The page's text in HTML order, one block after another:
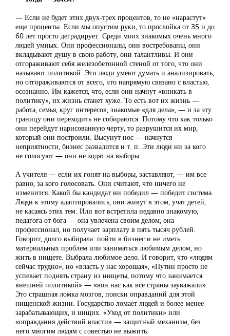
— Если не будет этих двух-трех процентов, то не «нарастут»
еще проценты. Если мы опустим руки, то прослойка от 35 и до
60 лет просто деградирует. Среди моих знакомых очень много
людей умных. Они профессионалы, они востребованы, они
вкладывают душу в свою работу, они талантливы. И они
отгораживают себя железобетонной стеной от того, что они
называют политикой. Эти люди умеют думать и анализировать,
но отгораживаются от всего, что напрямую связано с властью,
осознанно. Им кажется, что, если они начнут «вникать в
политику», их жизнь станет хуже. То есть вот их жизнь —
работа, семья, круг интересов, знакомые «для дела», — и за эту
границу они переходить не собираются. Потому что как только
они перейдут нарисованную черту, то разрушится их мир,
который они построили. Высунут нос — начнутся
неприятности, бизнес развалится и т. п. Эти люди ни за кого
не голосуют — они не ходят на выборы.
А учителя — если их гонят на выборы, заставляют, — им все
равно, за кого голосовать. Они считают, что ничего не
изменится. Какой бы кандидат ни победил — победит система.
Люди к этому адаптировались, они живут в этом, учат детей,
не касаясь этих тем. Или вот встретила недавно знакомую,
педагога от бога — она увлечена своим делом, она
профессионал, но получает зарплату в пять тысяч рублей.
Говорит, долго выбирала: пойти в бизнес и не иметь
материальных проблем или заниматься любимым делом, но
жить в нищете. Выбрала любимое дело. И говорит, что «людям
сейчас трудно», но «власть у нас хорошая», «Путин просто не
успевает поднять страну из нищеты, потому что занимается
внешней политикой» — «вон нас как все страны зауважали».
Это страшная ломка мозгов, поиски оправданий для этой
нищенской жизни. Государство ломает людей и более-менее
зарабатывающих, и нищих. «Уход от политики» или
«оправдания действий власти» — защитный механизм, без
него многим людям с совестью не выжить.